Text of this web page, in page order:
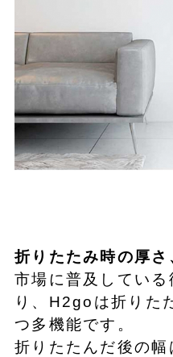
折りたたみ時の厚さ
市場に普及してい
り、H2goは折りた
つ多機能です。
折りたたんだ後の